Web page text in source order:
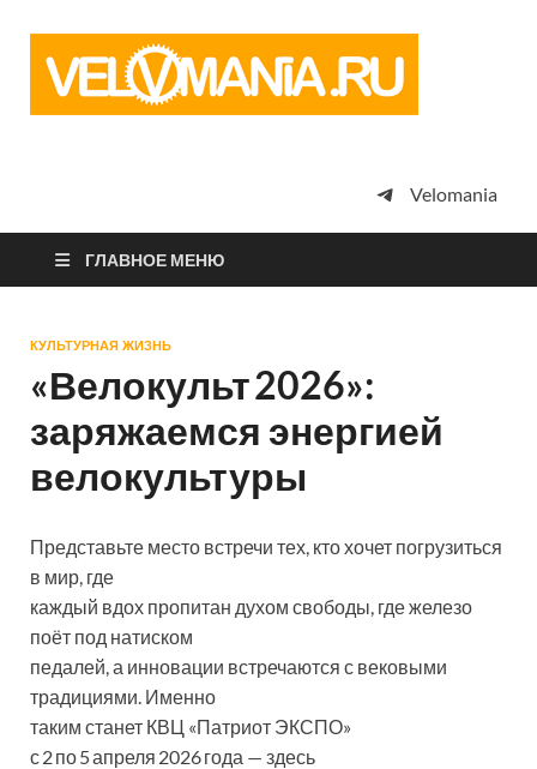
просто
Velomania
ГЛАВНОЕ МЕНЮ
КУЛЬТУРНАЯ ЖИЗНЬ
«Велокульт 2026»:
заряжаемся энергией
велокультуры
Представьте место встречи тех, кто хочет погрузиться
в мир, где
каждый вдох пропитан духом свободы, где железо
поёт под натиском
педалей, а инновации встречаются с вековыми
традициями. Именно
таким станет КВЦ «Патриот ЭКСПО»
с 2 по 5 апреля 2026 года — здесь